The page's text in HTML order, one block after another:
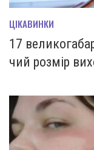
ЦІКАВИНКИ
17
чий розмір